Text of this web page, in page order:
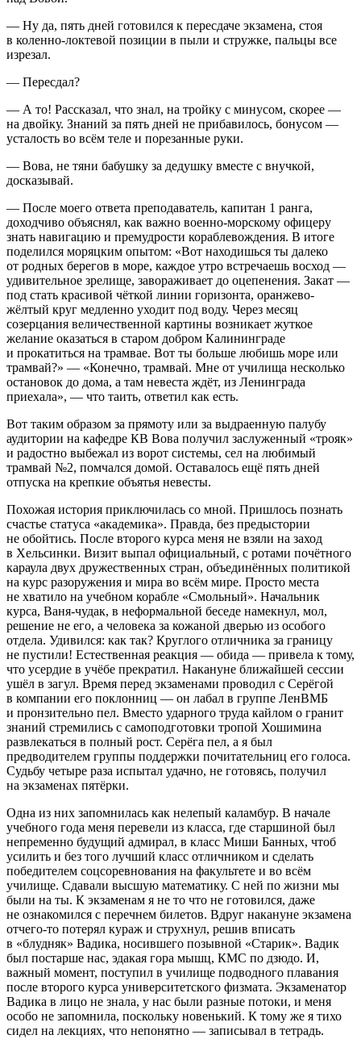
— Ну да, пять дней готовился к пересдаче экзамена, стоя
в коленно-локтевой позиции в пыли и стружке, пальцы все
изрезал.
— Пересдал?
— А то! Рассказал, что знал, на тройку с минусом, скорее —
на двойку. Знаний за пять дней не прибавилось, бонусом —
усталость во всём теле и порезанные руки.
— Вова, не тяни бабушку за дедушку вместе с внучкой,
досказывай.
— После моего ответа преподаватель, капитан 1 ранга,
доходчиво объяснял, как важно военно-морскому офицеру
знать навигацию и премудрости кораблевождения. В итоге
поделился моряцким опытом: «Вот находишься ты далеко
от родных берегов в море, каждое утро встречаешь восход —
удивительное зрелище, завораживает до оцепенения. Закат —
под стать красивой чёткой линии горизонта, оранжево-
жёлтый круг медленно уходит под воду. Через месяц
созерцания величественной картины возникает жуткое
желание оказаться в старом добром Калининграде
и прокатиться на трамвае. Вот ты больше любишь море или
трамвай?» — «Конечно, трамвай. Мне от училища несколько
остановок до дома, а там невеста ждёт, из Ленинграда
приехала», — что таить, ответил как есть.
Вот таким образом за прямоту или за выдраенную палубу
аудитории на кафедре КВ Вова получил заслуженный «трояк»
и радостно выбежал из ворот системы, сел на любимый
трамвай №2, помчался домой. Оставалось ещё пять дней
отпуска на крепкие объятья невесты.
Похожая история приключилась со мной. Пришлось познать
счастье статуса «академика». Правда, без предыстории
не обойтись. После второго курса меня не взяли на заход
в Хельсинки. Визит выпал официальный, с ротами почётного
караула двух дружественных стран, объединённых политикой
на курс разоружения и мира во всём мире. Просто места
не хватило на учебном корабле «Смольный». Начальник
курса, Ваня-чудак, в неформальной беседе намекнул, мол,
решение не его, а человека за кожаной дверью из особого
отдела. Удивился: как так? Круглого отличника за границу
не пустили! Естественная реакция — обида — привела к тому,
что усердие в учёбе прекратил. Накануне ближайшей сессии
ушёл в загул. Время перед экзаменами проводил с Серёгой
в компании его поклонниц — он лабал в группе ЛенВМБ
и пронзительно пел. Вместо ударного труда кайлом о гранит
знаний стремились с самоподготовки тропой Хошимина
развлекаться в полный рост. Серёга пел, а я был
предводителем группы поддержки почитательниц его голоса.
Судьбу четыре раза испытал удачно, не готовясь, получил
на экзаменах пятёрки.
Одна из них запомнилась как нелепый каламбур. В начале
учебного года меня перевели из класса, где старшиной был
непременно будущий адмирал, в класс Миши Банных, чтоб
усилить и без того лучший класс отличником и сделать
победителем соцсоревнования на факультете и во всём
училище. Сдавали высшую математику. С ней по жизни мы
были на ты. К экзаменам я не то что не готовился, даже
не ознакомился с перечнем билетов. Вдруг накануне экзамена
отчего-то потерял кураж и струхнул, решив вписать
в «блудняк» Вадика, носившего позывной «Старик». Вадик
был постарше нас, эдакая гора мышц, КМС по дзюдо. И,
важный момент, поступил в училище подводного плавания
после второго курса университетского физмата. Экзаменатор
Вадика в лицо не знала, у нас были разные потоки, и меня
особо не запомнила, поскольку новенький. К тому же я тихо
сидел на лекциях, что непонятно — записывал в тетрадь.